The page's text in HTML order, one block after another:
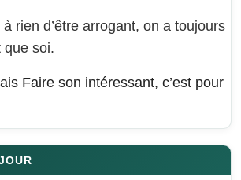
rien d’être arrogant, on a toujours
que soi.
Faire son intéressant, c’est pour